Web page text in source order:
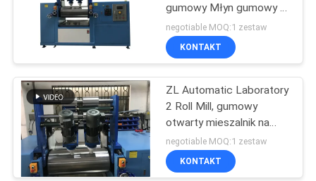
Maszyna do
testowania kasku
51
gumowy Młyn gumowy z
otwartym mieszaniem
negotiable MOQ:1 zestaw
KONTAKT
ZL Automatic Laboratory
2 Roll Mill, gumowy
otwarty mieszalnik na
sprzedaż
negotiable MOQ:1 zestaw
KONTAKT